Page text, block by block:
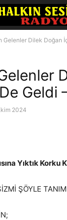
Gelenler Dilek Doğan
Geldi
2024
Yıktık Korku
ŞÖYLE